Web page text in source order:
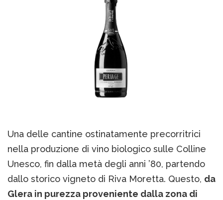
Una delle cantine ostinatamente precorritrici
nella produzione di vino biologico sulle Colline
Unesco, fin dalla metà degli anni ’80, partendo
dallo storico vigneto di Riva Moretta. Questo, da
Glera in purezza proveniente dalla zona di